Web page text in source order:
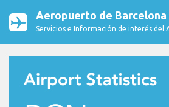
Aeropuerto de Barcelona
Servicios e Información de interés del